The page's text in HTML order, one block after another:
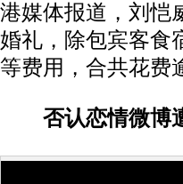
港媒体报道，刘恺
婚礼，除包宾客食
等费用，合共花费
否认恋情微博